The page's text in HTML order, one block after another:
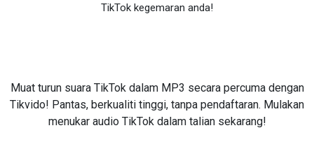
TikTok kegemaran anda!
Muat turun suara TikTok dalam MP3 secara percuma dengan
Tikvido! Pantas, berkualiti tinggi, tanpa pendaftaran. Mulakan
menukar audio TikTok dalam talian sekarang!